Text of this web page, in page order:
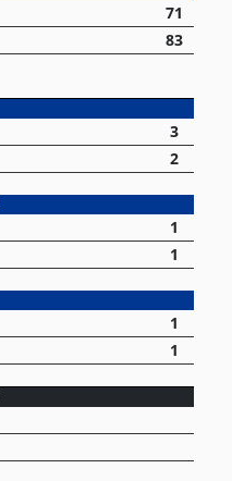
71
83
3
2
1
1
1
1